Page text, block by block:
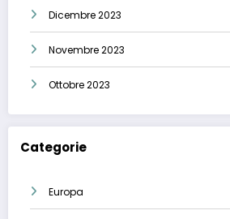
Dicembre 2023
Novembre 2023
Ottobre 2023
Categorie
Europa